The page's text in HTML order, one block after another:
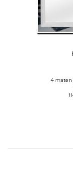
4 maten